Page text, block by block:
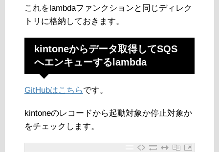
これをlambdaファンクションと同じディレク
トリに格納しておきます。
kintoneからデータ取得してSQS
へエンキューするlambda
GitHubはこちらです。
kintoneのレコードから起動対象か停止対象か
をチェックします。